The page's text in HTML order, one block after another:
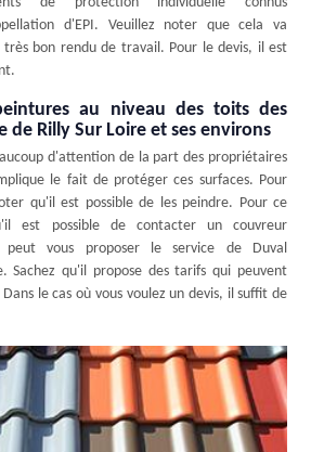
d'EPI. Veuillez noter que cela va
bon rendu de travail. Pour le devis, il est
au niveau des toits des
de Rilly Sur Loire et ses environs
d'attention de la part des propriétaires
le fait de protéger ces surfaces. Pour
qu'il est possible de les peindre. Pour ce
est possible de contacter un couvreur
peut vous proposer le service de Duval
Sachez qu'il propose des tarifs qui peuvent
le cas où vous voulez un devis, il suffit de